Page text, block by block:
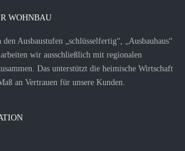
WOHNBAU
Ausbaustufen „schlüsselfertig“, „Ausbauhaus“
wir ausschließlich mit regionalen
Das unterstützt die heimische Wirtschaft
an Vertrauen für unsere Kunden.